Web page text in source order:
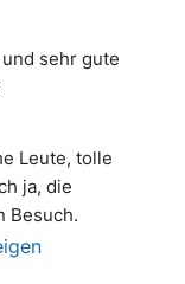
sehr gute
Leute, tolle
ja, die
Besuch.